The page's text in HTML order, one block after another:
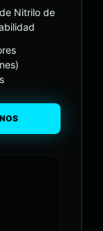
Nitrilo de